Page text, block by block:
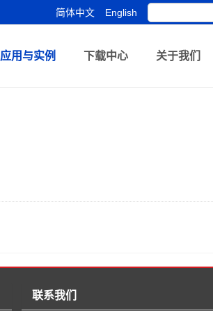
简体中文 English
应用与实例 下载中心 关于我们
联系我们